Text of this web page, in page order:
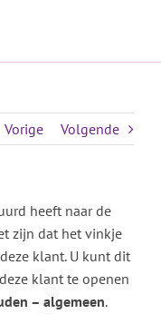
Vorige Volgende
heeft naar de
zijn dat het vinkje
klant. U kunt dit
klant te openen
– algemeen.